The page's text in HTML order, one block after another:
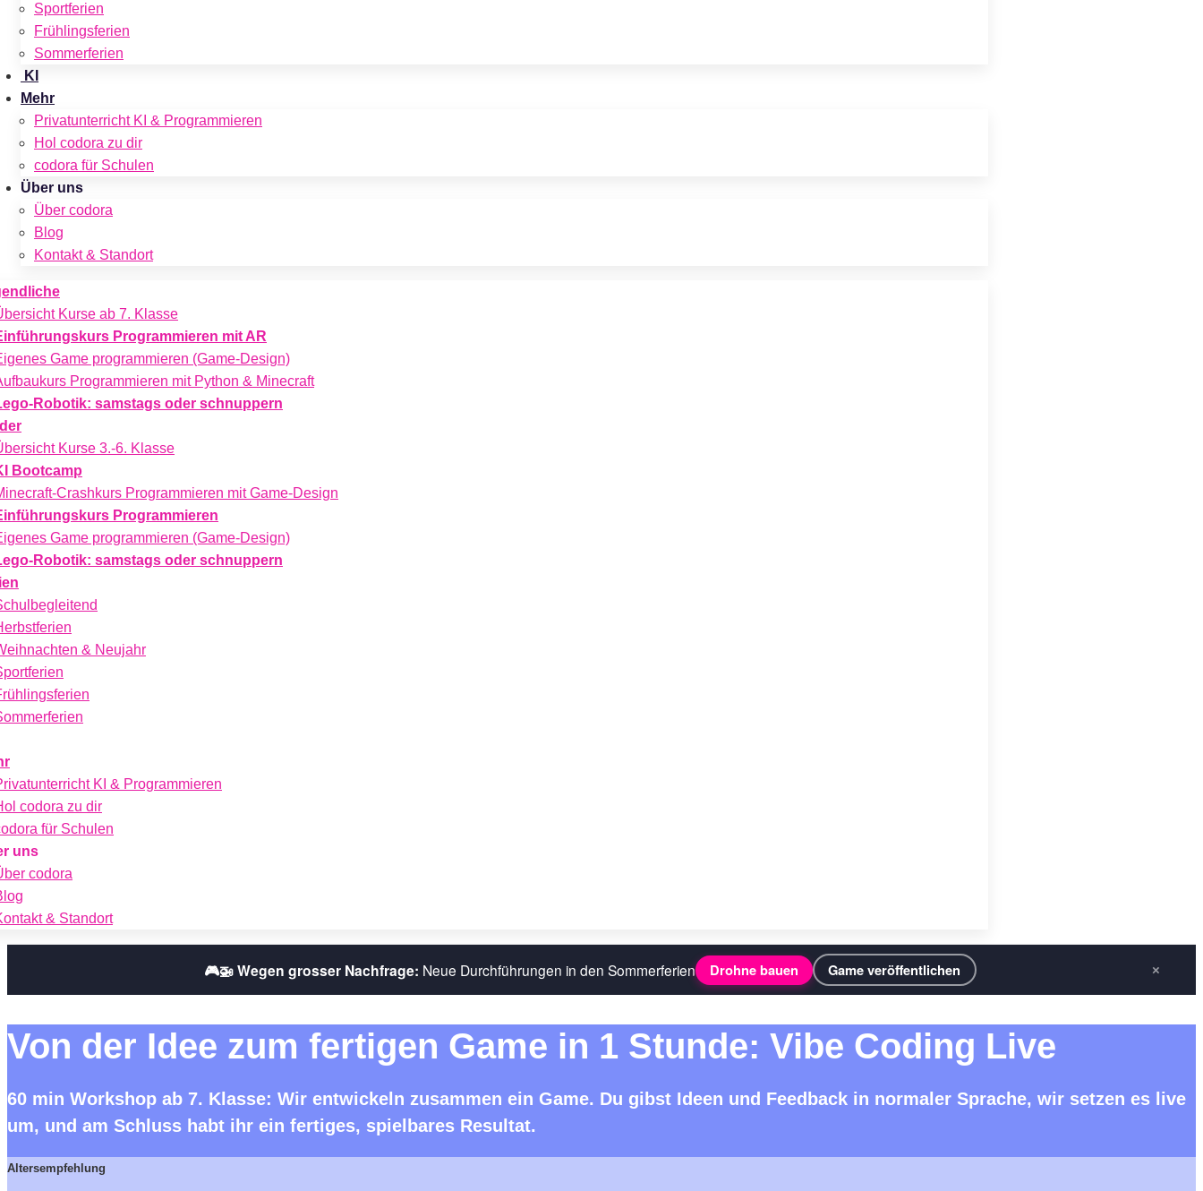
Sportferien
Frühlingsferien
Sommerferien
KI
Mehr
Privatunterricht KI & Programmieren
Hol codora zu dir
codora für Schulen
Über uns
Über codora
Blog
Kontakt & Standort
Kurse ab 7. Klasse
Programmieren mit AR
Game programmieren (Game-Design)
Programmieren mit Python & Minecraft
Robotik: samstags oder schnuppern
Kurse 3.-6. Klasse
Bootcamp
Crashkurs Programmieren mit Game-Design
Programmieren
Game programmieren (Game-Design)
Robotik: samstags oder schnuppern
& Neujahr
KI & Programmieren
codora zu dir
für Schulen
uns
codora
& Standort
🎮🚁 Wegen grosser Nachfrage: Neue Durchführungen in den Sommerferien Drohne bauen Game veröffentlichen ×
Von der Idee zum fertigen Game in 1 Stunde: Vibe Coding Live
60 min Workshop ab 7. Klasse: Wir entwickeln zusammen ein Game. Du gibst Ideen und Feedback in normaler Sprache, wir setzen es live
um, und am Schluss habt ihr ein fertiges, spielbares Resultat.
Altersempfehlung